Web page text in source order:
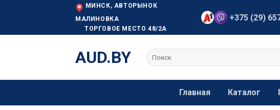
МИНСК, АВТОРЫНОК
МАЛИНОВКА
ТОРГОВОЕ МЕСТО 48/2А
+375 (29)
AUD.BY Искать:
Главная Каталог